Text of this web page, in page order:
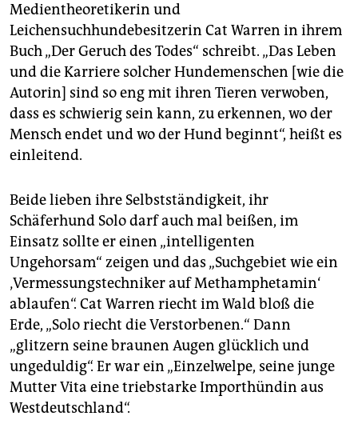
Medientheoretikerin und
Leichensuchhundebesitzerin Cat Warren in ihrem
Buch „Der Geruch des Todes“ schreibt. „Das Leben
und die Karriere solcher Hundemenschen [wie die
Autorin] sind so eng mit ihren Tieren verwoben,
dass es schwierig sein kann, zu erkennen, wo der
Mensch endet und wo der Hund beginnt“, heißt es
einleitend.
Beide lieben ihre Selbstständigkeit, ihr
Schäferhund Solo darf auch mal beißen, im
Einsatz sollte er einen „intelligenten
Ungehorsam“ zeigen und das „Suchgebiet wie ein
‚Vermessungstechniker auf Methamphetamin‘
ablaufen“. Cat Warren riecht im Wald bloß die
Erde, „Solo riecht die Verstorbenen.“ Dann
„glitzern seine braunen Augen glücklich und
ungeduldig“. Er war ein „Einzelwelpe, seine junge
Mutter Vita eine triebstarke Importhündin aus
Westdeutschland“.